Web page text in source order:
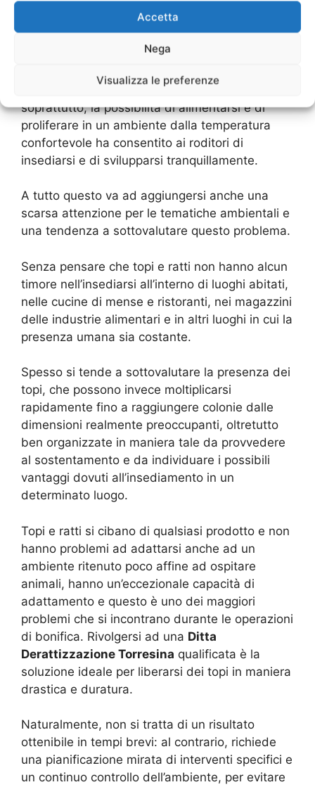
Accetta
Nega
Visualizza le preferenze
campagna ma anche nei centri abitati.
La presenza di canali, fossati e corsi d’acqua, le
discariche a cielo aperto, la struttura ampia e
complessa delle architetture industriali e,
soprattutto, la possibilità di alimentarsi e di
proliferare in un ambiente dalla temperatura
confortevole ha consentito ai roditori di
insediarsi e di svilupparsi tranquillamente.
A tutto questo va ad aggiungersi anche una
scarsa attenzione per le tematiche ambientali e
una tendenza a sottovalutare questo problema.
Senza pensare che topi e ratti non hanno alcun
timore nell’insediarsi all’interno di luoghi abitati,
nelle cucine di mense e ristoranti, nei magazzini
delle industrie alimentari e in altri luoghi in cui la
presenza umana sia costante.
Spesso si tende a sottovalutare la presenza dei
topi, che possono invece moltiplicarsi
rapidamente fino a raggiungere colonie dalle
dimensioni realmente preoccupanti, oltretutto
ben organizzate in maniera tale da provvedere
al sostentamento e da individuare i possibili
vantaggi dovuti all’insediamento in un
determinato luogo.
Topi e ratti si cibano di qualsiasi prodotto e non
hanno problemi ad adattarsi anche ad un
ambiente ritenuto poco affine ad ospitare
animali, hanno un’eccezionale capacità di
adattamento e questo è uno dei maggiori
problemi che si incontrano durante le operazioni
di bonifica. Rivolgersi ad una Ditta
Derattizzazione Torresina qualificata è la
soluzione ideale per liberarsi dei topi in maniera
drastica e duratura.
Naturalmente, non si tratta di un risultato
ottenibile in tempi brevi: al contrario, richiede
una pianificazione mirata di interventi specifici e
un continuo controllo dell’ambiente, per evitare